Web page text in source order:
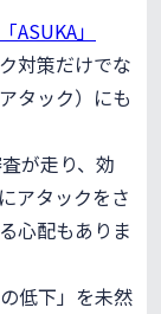
」
対策だけでな
タック）にも
が走り、効
アタックをさ
心配もありま
低下」を未然